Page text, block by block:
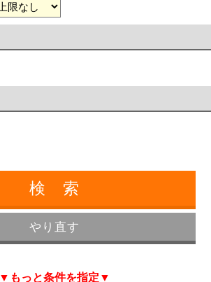
▼もっと条件を指定▼